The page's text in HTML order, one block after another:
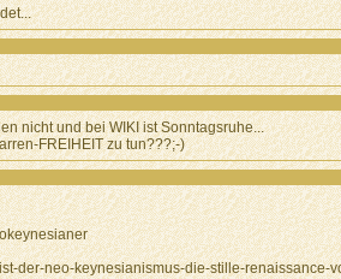
nicht und bei WIKI ist Sonntagsruhe...
FREIHEIT zu tun???;-)
der-neo-keynesianismus-die-stille-renaissance-